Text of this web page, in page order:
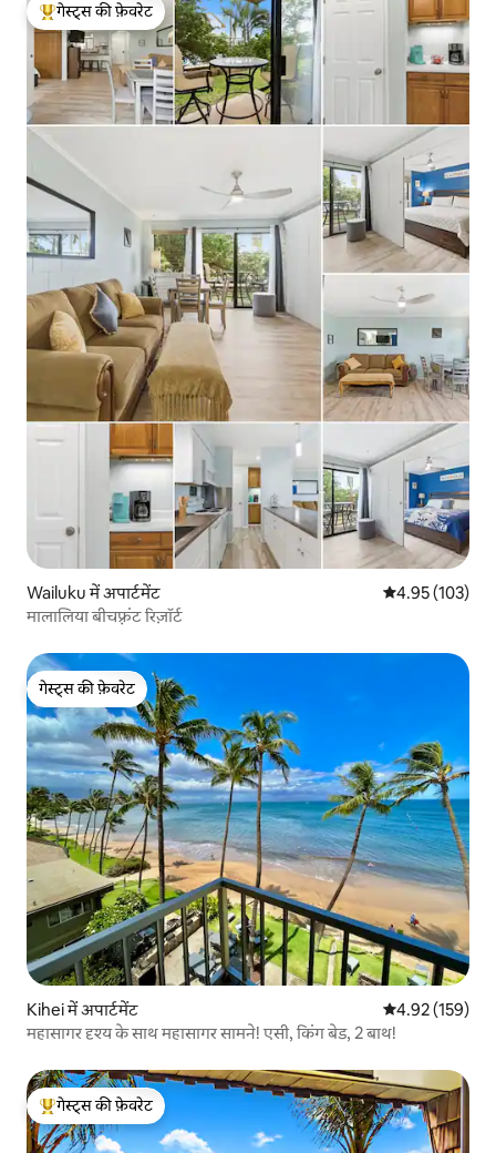
गेस्ट्स का टॉप फ़ेवरेट
गेस्ट्स की फ़ेवरेट
Wailuku में अपार्टमेंट औसत रेटिंग 5 में से
4.95 (103)
मालालिया बीचफ़्रंट रिज़ॉर्ट
गेस्ट्स की फ़ेवरेट
गेस्ट्स की फ़ेवरेट
Kihei में अपार्टमेंट औसत रेटिंग 5 में से
4.92 (159)
महासागर दृश्य के साथ महासागर सामने! एसी, किंग बेड, 2 बाथ!
गेस्ट्स का टॉप फ़ेवरेट
गेस्ट्स की फ़ेवरेट